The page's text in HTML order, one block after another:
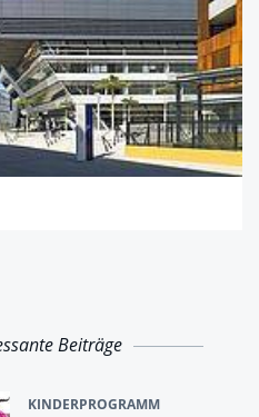
Beiträge
KINDERPROGRAMM